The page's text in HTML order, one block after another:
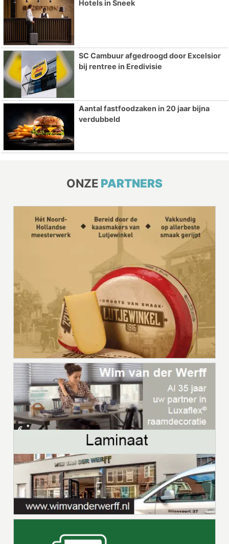
Hotels in Sneek
SC Cambuur afgedroogd door Excelsior
bij rentree in Eredivisie
Aantal fastfoodzaken in 20 jaar bijna
verdubbeld
ONZE PARTNERS